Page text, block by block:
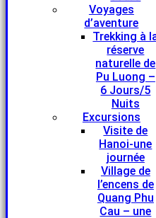
Voyages
d’aventure
Trekking à
réserve
naturelle de
Pu Luong –
6 Jours/5
Nuits
Excursions
Visite de
Hanoi-une
journée
Village de
l’encens de
Quang Phu
Cau – une